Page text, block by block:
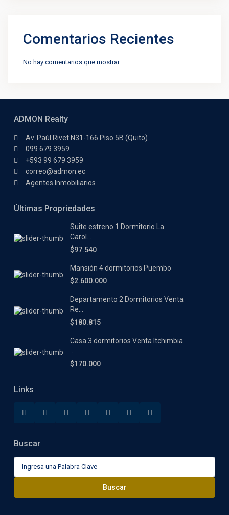
Comentarios Recientes
No hay comentarios que mostrar.
ADMON Realty
Av. Paúl Rivet N31-166 Piso 5B (Quito)
099 679 3959
+593 99 679 3959
correo@admon.ec
Agentes Inmobiliarios
Últimas Propriedades
Suite estreno 1 Dormitorio La
Carol...
$97.540
Mansión 4 dormitorios Puembo
$2.600.000
Departamento 2 Dormitorios Venta
Re...
$180.815
Casa 3 dormitorios Venta Itchimbia
$170.000
Links
Buscar
Buscar